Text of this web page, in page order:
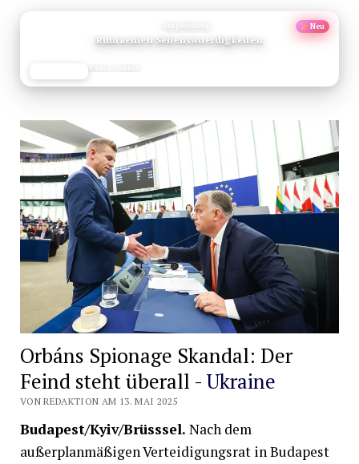
Neu
Rumaenien Sehenswuerdigkeiten
Reise-Guide
Orbáns Spionage Skandal: Der
Feind steht überall - Ukraine
VON REDAKTION AM 13. MAI 2025
Budapest/Kyiv/Brüsssel. Nach dem
außerplanmäßigen Verteidigungsrat in Budapest